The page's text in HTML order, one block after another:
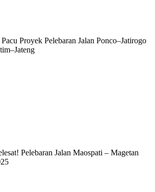
Proyek Pelebaran Jalan Ponco–Jatirogo
Pelebaran Jalan Maospati – Magetan